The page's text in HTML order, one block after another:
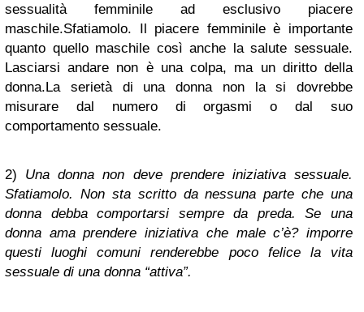
sessualità femminile ad esclusivo piacere
maschile.Sfatiamolo. Il piacere femminile è importante
quanto quello maschile così anche la salute sessuale.
Lasciarsi andare non è una colpa, ma un diritto della
donna.La serietà di una donna non la si dovrebbe
misurare dal numero di orgasmi o dal suo
comportamento sessuale.
2) Una donna non deve prendere iniziativa sessuale.
Sfatiamolo. Non sta scritto da nessuna parte che una
donna debba comportarsi sempre da preda. Se una
donna ama prendere iniziativa che male c’è? imporre
questi luoghi comuni renderebbe poco felice la vita
sessuale di una donna “attiva”.